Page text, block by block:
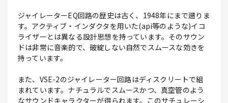
ジャイレーターEQ回路の歴史は古く、1948年にまで遡りま
す。アクティブ・インダクタを用いた(api等のような)イコ
ライザーとは異なる設計思想を持っています。そのサウン
ドは非常に音楽的で、破綻しない自然でスムースな効きを
持っています。
また、VSE-2のジャイレーター回路はディスクリートで組
まれています。ナチュラルでスムースかつ、真空管のよう
なサウンドキャラクターが得られます。このサチュレーシ